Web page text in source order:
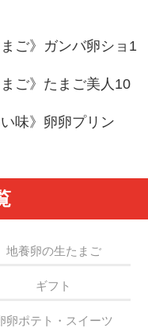
ご》ガンバ卵ショ1
ご》たまご美人10
味》卵卵プリン
地養卵の生たまご
ギフト
卵ポテト・スイーツ